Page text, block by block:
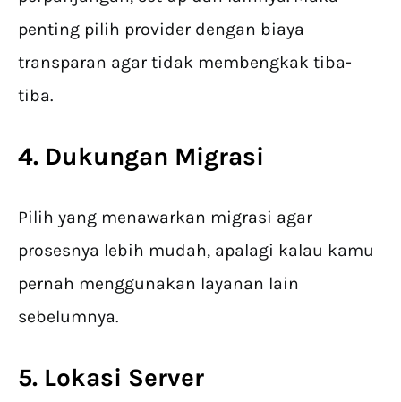
penting pilih provider dengan biaya
transparan agar tidak membengkak tiba-
tiba.
4. Dukungan Migrasi
Pilih yang menawarkan migrasi agar
prosesnya lebih mudah, apalagi kalau kamu
pernah menggunakan layanan lain
sebelumnya.
5. Lokasi Server